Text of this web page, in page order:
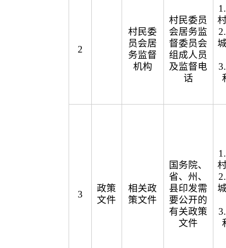
2
村民委
员会居
务监督
机构
村民委员
会居务监
督委员会
组成人员
及监督电
话
3
政策
文件
相关政
策文件
国务院、
省、州、
县印发需
要公开的
有关政策
文件